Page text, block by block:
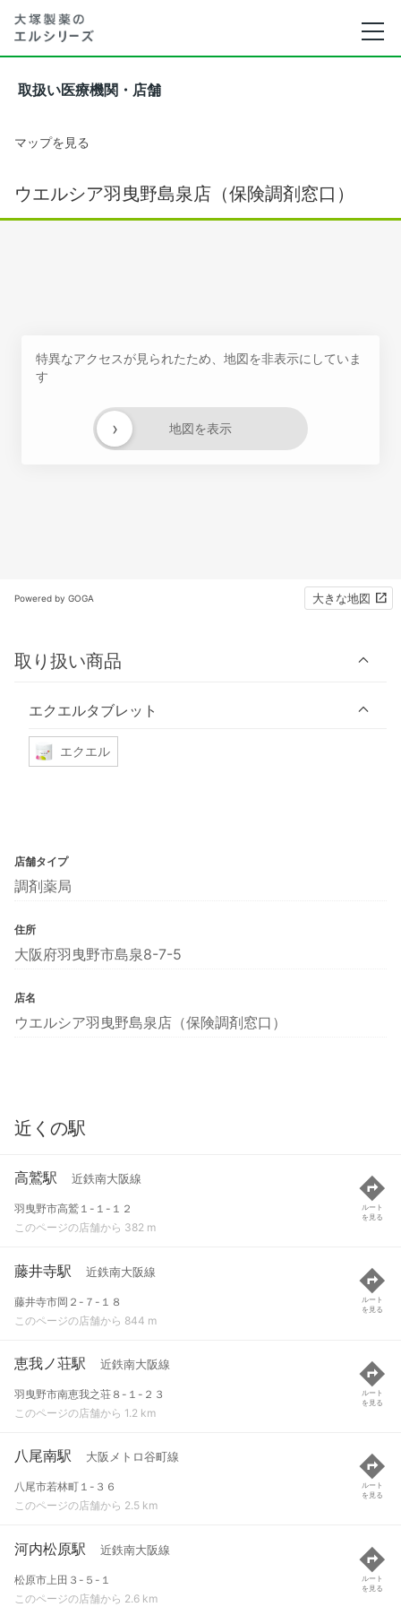
取扱い医療機関・店舗
マップを見る
ウエルシア羽曳野島泉店（保険調剤窓口）
特異なアクセスが見られたため、地図を非表示にしていま
す
地図を表示
›
Powered by GOGA 大きな地図
取り扱い商品
エクエルタブレット
エクエル
店舗タイプ
調剤薬局
住所
大阪府羽曳野市島泉8-7-5
店名
ウエルシア羽曳野島泉店（保険調剤窓口）
近くの駅
高鷲駅 近鉄南大阪線
羽曳野市高鷲１-１-１２
このページの店舗から 382 m
ルート
を見る
藤井寺駅 近鉄南大阪線
藤井寺市岡２-７-１８
このページの店舗から 844 m
ルート
を見る
恵我ノ荘駅 近鉄南大阪線
羽曳野市南恵我之荘８-１-２３
このページの店舗から 1.2 km
ルート
を見る
八尾南駅 大阪メトロ谷町線
八尾市若林町１-３６
このページの店舗から 2.5 km
ルート
を見る
河内松原駅 近鉄南大阪線
松原市上田３-５-１
このページの店舗から 2.6 km
ルート
を見る